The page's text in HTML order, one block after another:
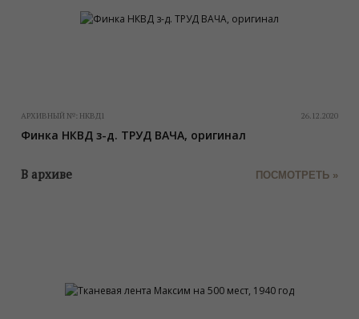
АРХИВНЫЙ №: НКВД1 26.12.2020
Финка НКВД з-д. ТРУД ВАЧА, оригинал
В архиве ПОСМОТРЕТЬ »